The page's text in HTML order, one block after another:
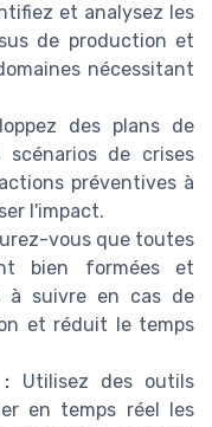
et analysez les
de production et
nécessitant
des plans de
de crises
préventives à
l'impact.
vous que toutes
bien formées et
à suivre en cas de
et réduit le temps
Utilisez des outils
en temps réel les